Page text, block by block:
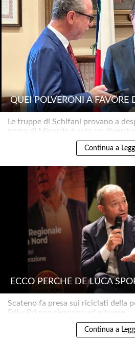
QUEI POLVERONI A FAVORE
Le truppe di Schifani provano a
nome di Minardo è solo un
Continua a
ECCO PERCHÉ DE LUCA
Scateno fa presa sui riciclati della
FdI e Pd non riescono ad attrarre..
Continua a